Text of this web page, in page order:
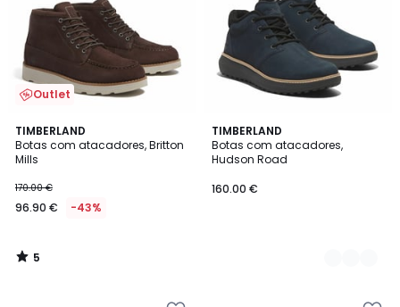
Outlet
TIMBERLAND
Botas com atacadores, Britton
Mills
170.00 €
96.90 € -43%
5
/
5
5
/
TIMBERLAND
Botas com atacadores,
Hudson Road
160.00 €
2
Cores